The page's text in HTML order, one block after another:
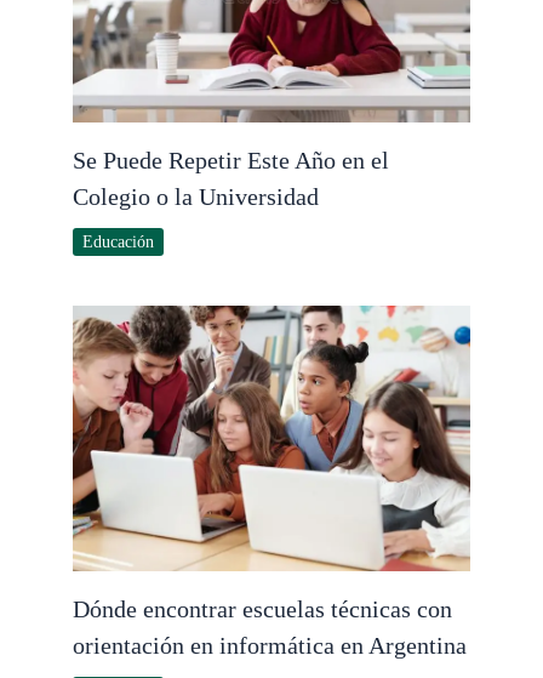
Se Puede Repetir Este Año en el
Colegio o la Universidad
Educación
Dónde encontrar escuelas técnicas con
orientación en informática en Argentina